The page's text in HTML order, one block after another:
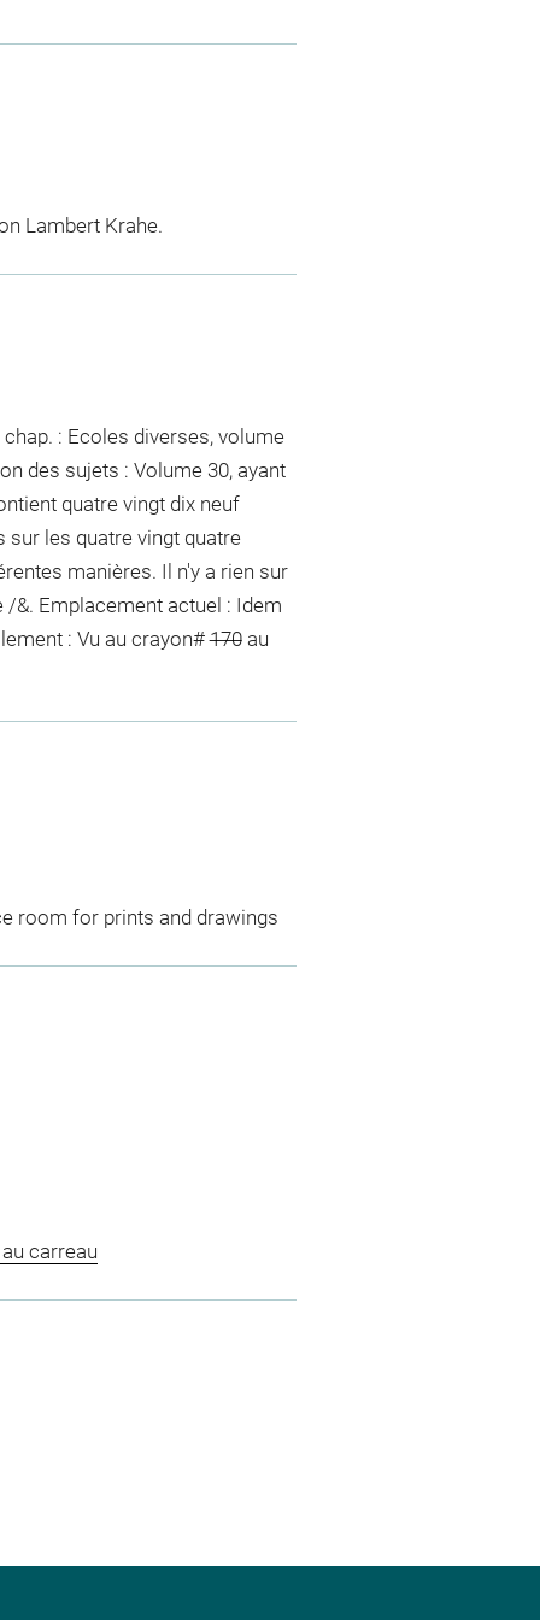
Lambert Krahe.
: Ecoles diverses, volume
des sujets : Volume 30, ayant
quatre vingt dix neuf
sur les quatre vingt quatre
manières. Il n'y a rien sur
&. Emplacement actuel : Idem
: Vu au crayon# 170 au
room for prints and drawings
carreau